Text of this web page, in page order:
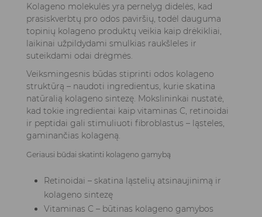
Kolageno molekulės yra pernelyg didelės, kad
prasiskverbtų pro odos paviršių, todėl dauguma
topinių kolageno produktų veikia kaip drėkikliai,
laikinai užpildydami smulkias raukšleles ir
suteikdami odai drėgmės.
Veiksmingesnis būdas stiprinti odos kolageno
struktūrą – naudoti ingredientus, kurie skatina
natūralią kolageno sintezę. Mokslininkai nustatė,
kad tokie ingredientai kaip vitaminas C, retinoidai
ir peptidai gali stimuliuoti fibroblastus – ląsteles,
gaminančias kolageną.
Geriausi būdai skatinti kolageno gamybą
Retinoidai – skatina ląstelių atsinaujinimą ir
kolageno sintezę
Vitaminas C – būtinas kolageno gamybos